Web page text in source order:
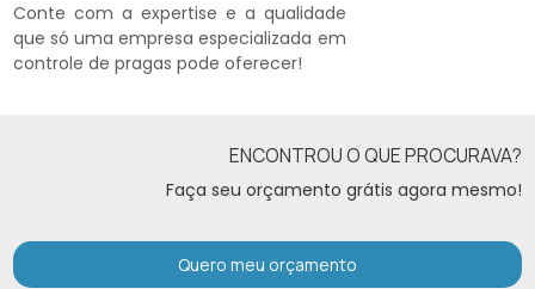
Conte com a expertise e a qualidade
que só uma empresa especializada em
controle de pragas pode oferecer!
ENCONTROU O QUE PROCURAVA?
Faça seu orçamento grátis agora mesmo!
Quero meu orçamento